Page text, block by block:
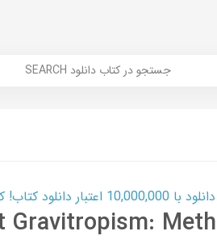
SEARCH جستجو در کتاب دانلود
کتاب! کلیک کنید
Gravitropism: